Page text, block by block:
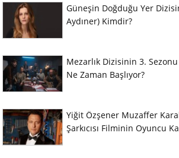
Güneşin Doğduğu Yer
Aydıner) Kimdir?
Mezarlık Dizisinin 3.
Ne Zaman Başlıyor?
Yiğit Özşener Muzaffer
Şarkıcısı Filminin Oyuncu